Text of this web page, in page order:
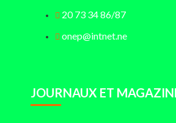
20 73 34 86/87
onep@intnet.ne
JOURNAUX ET